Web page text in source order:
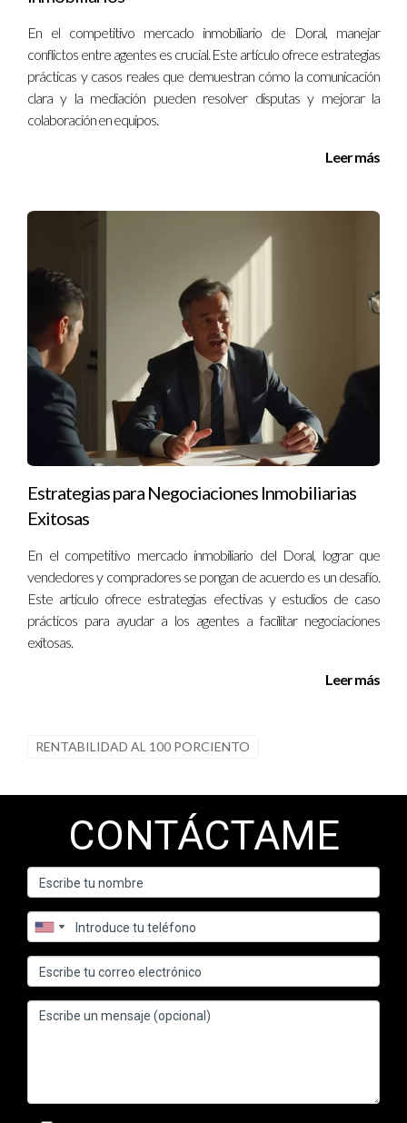
equipo o necesitas asesoramiento específico, no dudes en
contactarnos.
En el competitivo mercado inmobiliario de Doral, manejar
conflictos entre agentes es crucial. Este artículo ofrece estrategias
prácticas y casos reales que demuestran cómo la comunicación
clara y la mediación pueden resolver disputas y mejorar la
colaboración en equipos.
Leer más
Estrategias para Negociaciones Inmobiliarias
Exitosas
En el competitivo mercado inmobiliario del Doral, lograr que
vendedores y compradores se pongan de acuerdo es un desafío.
Este artículo ofrece estrategias efectivas y estudios de caso
prácticos para ayudar a los agentes a facilitar negociaciones
exitosas.
Leer más
RENTABILIDAD AL 100 PORCIENTO
CONTÁCTAME